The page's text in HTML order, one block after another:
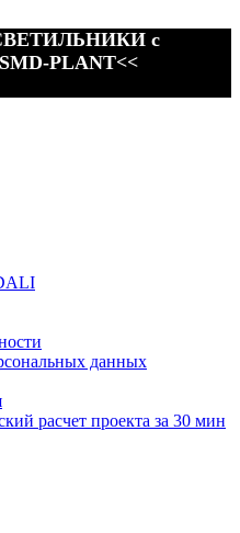
с
PLANT<<
данных
расчет проекта за 30 мин